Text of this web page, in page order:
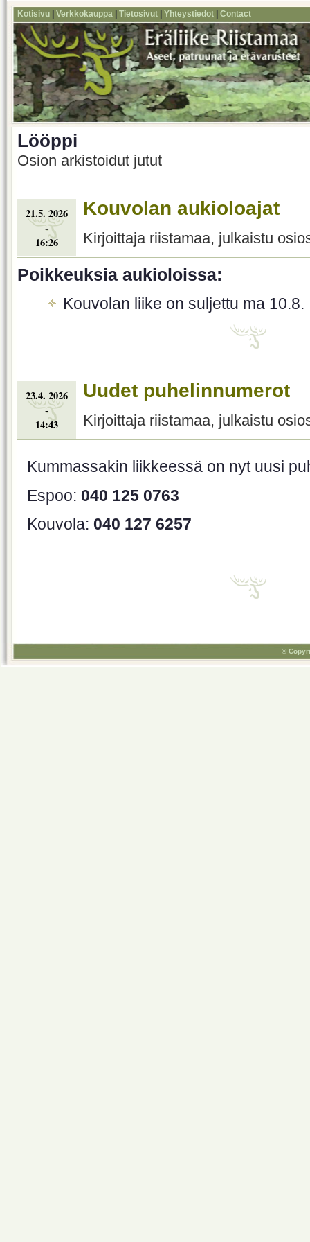
Kotisivu Verkkokauppa Tietosivut Yhteystiedot Contact
Lööppi
Osion arkistoidut jutut
21.5. 2026
-
16:26
Kouvolan aukioloajat
Kirjoittaja riistamaa, julkaistu
Poikkeuksia aukioloissa:
Kouvolan liike on suljettu ma 10.8.
23.4. 2026
-
14:43
Uudet puhelinnumerot
Kirjoittaja riistamaa, julkaistu
Kummassakin liikkeessä on nyt uusi
Espoo: 040 125 0763
Kouvola: 040 127 6257
©